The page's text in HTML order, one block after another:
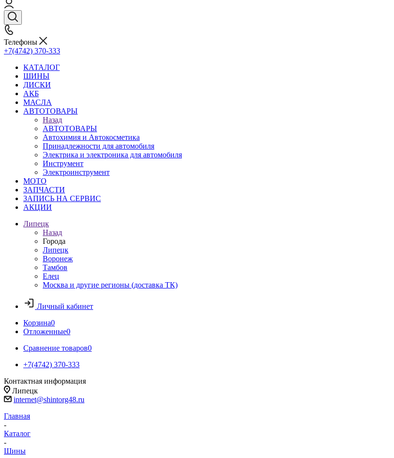
Телефоны
+7(4742) 370-333
КАТАЛОГ
ШИНЫ
ДИСКИ
АКБ
МАСЛА
АВТОТОВАРЫ
Назад
АВТОТОВАРЫ
Автохимия и Автокосметика
Принадлежности для автомобиля
Электрика и электроника для автомобиля
Инструмент
Электроинструмент
МОТО
ЗАПЧАСТИ
ЗАПИСЬ НА СЕРВИС
АКЦИИ
Липецк
Назад
Города
Липецк
Воронеж
Тамбов
Елец
Москва и другие регионы (доставка ТК)
Личный кабинет
Корзина0
Отложенные0
Сравнение товаров0
+7(4742) 370-333
Контактная информация
Липецк
internet@shintorg48.ru
Главная
-
Каталог
-
Шины